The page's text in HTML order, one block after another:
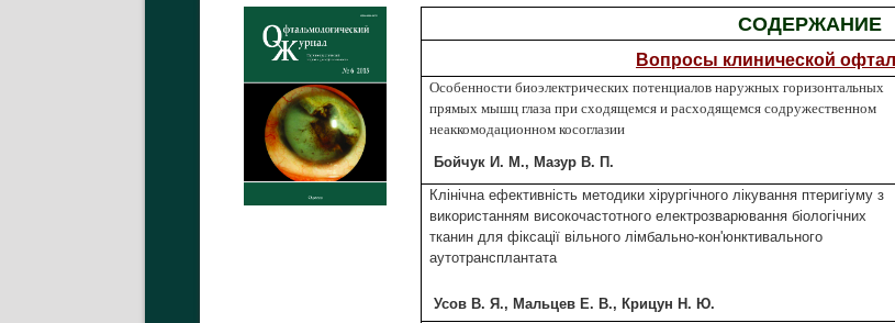
СОДЕРЖАНИЕ
Вопросы клинической
Особенности биоэлектрических потенциалов наружных горизонтальных
прямых мышц глаза при сходящемся и расходящемся содружественном
неаккомодационном косоглазии
Бойчук И. М., Мазур В. П.
Клінічна ефективність методики хірургічного лікування птеригіуму з
використанням високочастотного електрозварювання біологічних
тканин для фіксації вільного лімбально-кон'юнктивального
аутотрансплантата
Усов В. Я., Мальцев Е. В., Крицун Н. Ю.